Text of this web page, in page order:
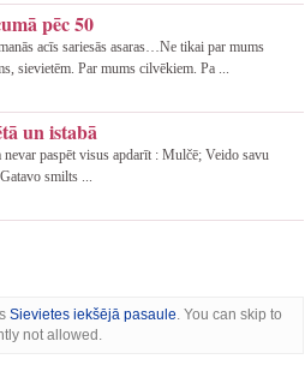
pēc 50
acīs sariesās asaras…Ne tikai par mums
sievietēm. Par mums cilvēkiem. Pa ...
un istabā
paspēt visus apdarīt : Mulčē; Veido savu
smilts ...
Sievietes iekšējā pasaule . You can skip to
not allowed.